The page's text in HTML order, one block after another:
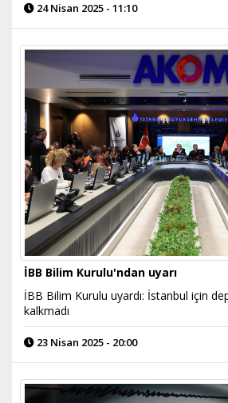
24 Nisan 2025 - 11:10
İBB Bilim Kurulu'ndan uyarı
İBB Bilim Kurulu uyardı: İstanbul için
kalkmadı
23 Nisan 2025 - 20:00